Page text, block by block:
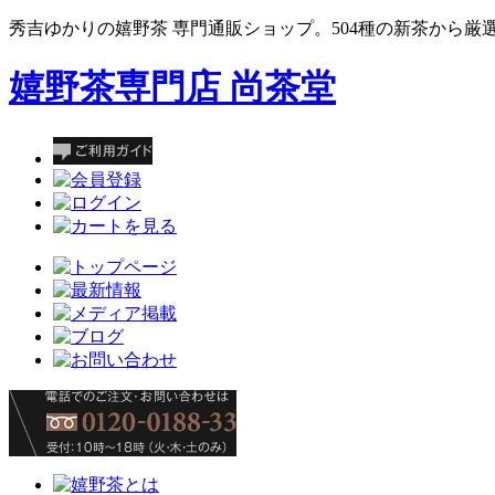
秀吉ゆかりの嬉野茶 専門通販ショップ。504種の新茶から厳
嬉野茶専門店 尚茶堂